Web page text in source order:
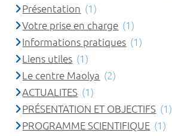
Présentation (1)
Votre prise en charge (1)
Informations pratiques (1)
Liens utiles (1)
Le centre Maolya (2)
ACTUALITES (1)
PRÉSENTATION ET OBJECTIFS (1)
PROGRAMME SCIENTIFIQUE (1)